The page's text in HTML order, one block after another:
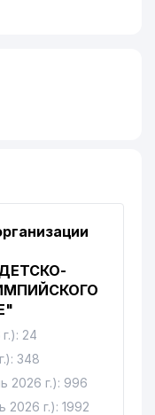
24
348
2026 г.): 996
2026 г.): 1992